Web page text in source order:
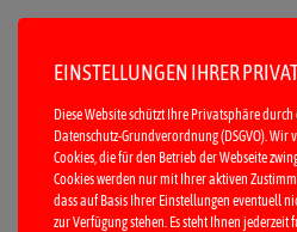
EINSTELLUNGEN IHRER
Diese Website schützt Ihre Privatsphäre
Datenschutz-Grundverordnung (DSGVO).
Cookies, die für den Betrieb der Webseite
Cookies werden nur mit Ihrer aktiven
dass auf Basis Ihrer Einstellungen eventuell
zur Verfügung stehen. Es steht Ihnen jederzeit